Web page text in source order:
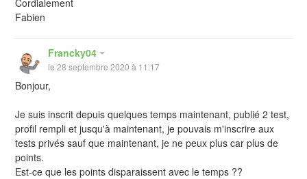
Fabien
Francky04
le 28 septembre 2020 à 11:17
Bonjour,
Je suis inscrit depuis quelques temps maintenant, publié 2 test,
profil rempli et jusqu'à maintenant, je pouvais m'inscrire aux
tests privés sauf que maintenant, je ne peux plus car plus de
points.
Est-ce que les points disparaissent avec le temps ??